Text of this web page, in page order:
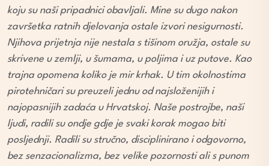
koju su naši pripadnici obavljali. Mine su dugo nakon
završetka ratnih djelovanja ostale izvori nesigurnosti.
Njihova prijetnja nije nestala s tišinom oružja, ostale su
skrivene u zemlji, u šumama, u poljima i uz putove. Kao
trajna opomena koliko je mir krhak. U tim okolnostima
pirotehničari su preuzeli jednu od najsloženijih i
najopasnijih zadaća u Hrvatskoj. Naše postrojbe, naši
ljudi, radili su ondje gdje je svaki korak mogao biti
posljednji. Radili su stručno, disciplinirano i odgovorno,
bez senzacionalizma, bez velike pozornosti ali s punom